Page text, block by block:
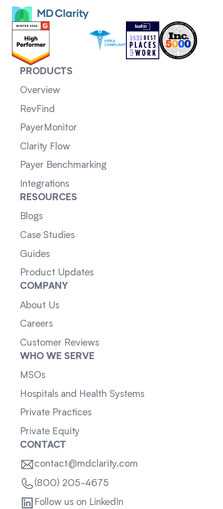
PRODUCTS
Overview
RevFind
PayerMonitor
Clarity Flow
Payer Benchmarking
Integrations
RESOURCES
Blogs
Case Studies
Guides
Product Updates
COMPANY
About Us
Careers
Customer Reviews
WHO WE SERVE
MSOs
Hospitals and Health Systems
Private Practices
Private Equity
CONTACT
contact@mdclarity.com
(800) 205-4675
Follow us on LinkedIn